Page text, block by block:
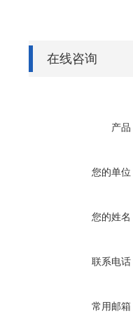
在线咨询
产品
您的单位
您的姓名
联系电话
常用邮箱